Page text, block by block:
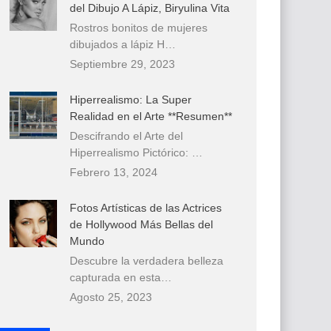
del Dibujo A Lápiz, Biryulina Vita
Rostros bonitos de mujeres
dibujados a lápiz H…
Septiembre 29, 2023
Hiperrealismo: La Super
Realidad en el Arte **Resumen**
Descifrando el Arte del
Hiperrealismo Pictórico: …
Febrero 13, 2024
Fotos Artísticas de las Actrices
de Hollywood Más Bellas del
Mundo
Descubre la verdadera belleza
capturada en esta…
Agosto 25, 2023